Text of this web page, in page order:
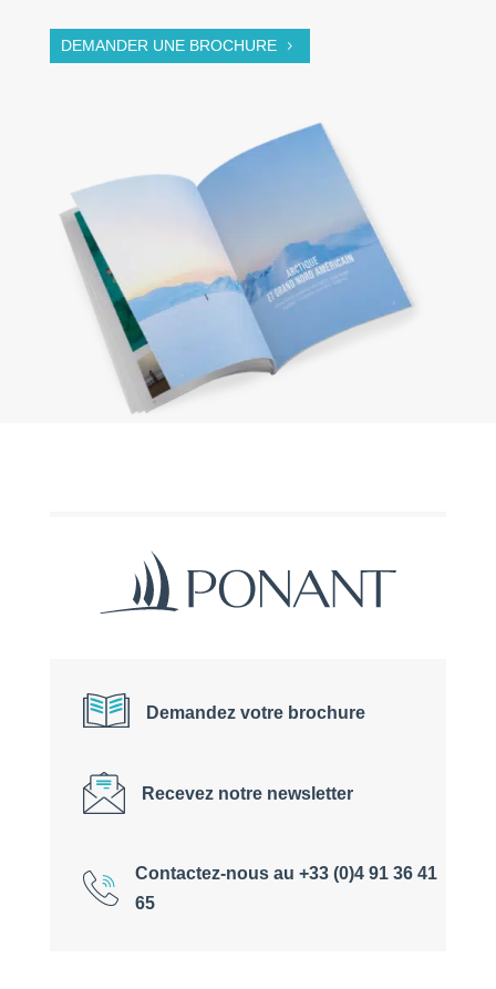
DEMANDER UNE BROCHURE
Demandez votre brochure
Recevez notre newsletter
Contactez-nous au +33 (0)4 91 36 41
65